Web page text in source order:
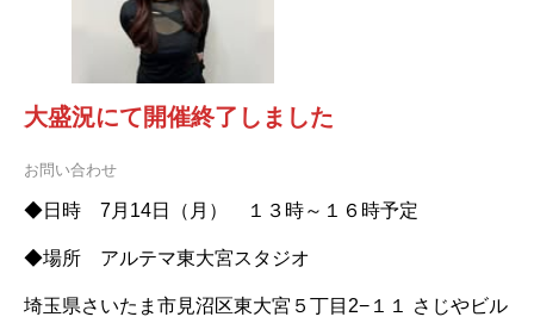
大盛況にて開催終了しました
お問い合わせ
◆日時 7月14日（月） １３時～１６時予定
◆場所 アルテマ東大宮スタジオ
埼玉県さいたま市見沼区東大宮５丁目2−１１ さじやビル